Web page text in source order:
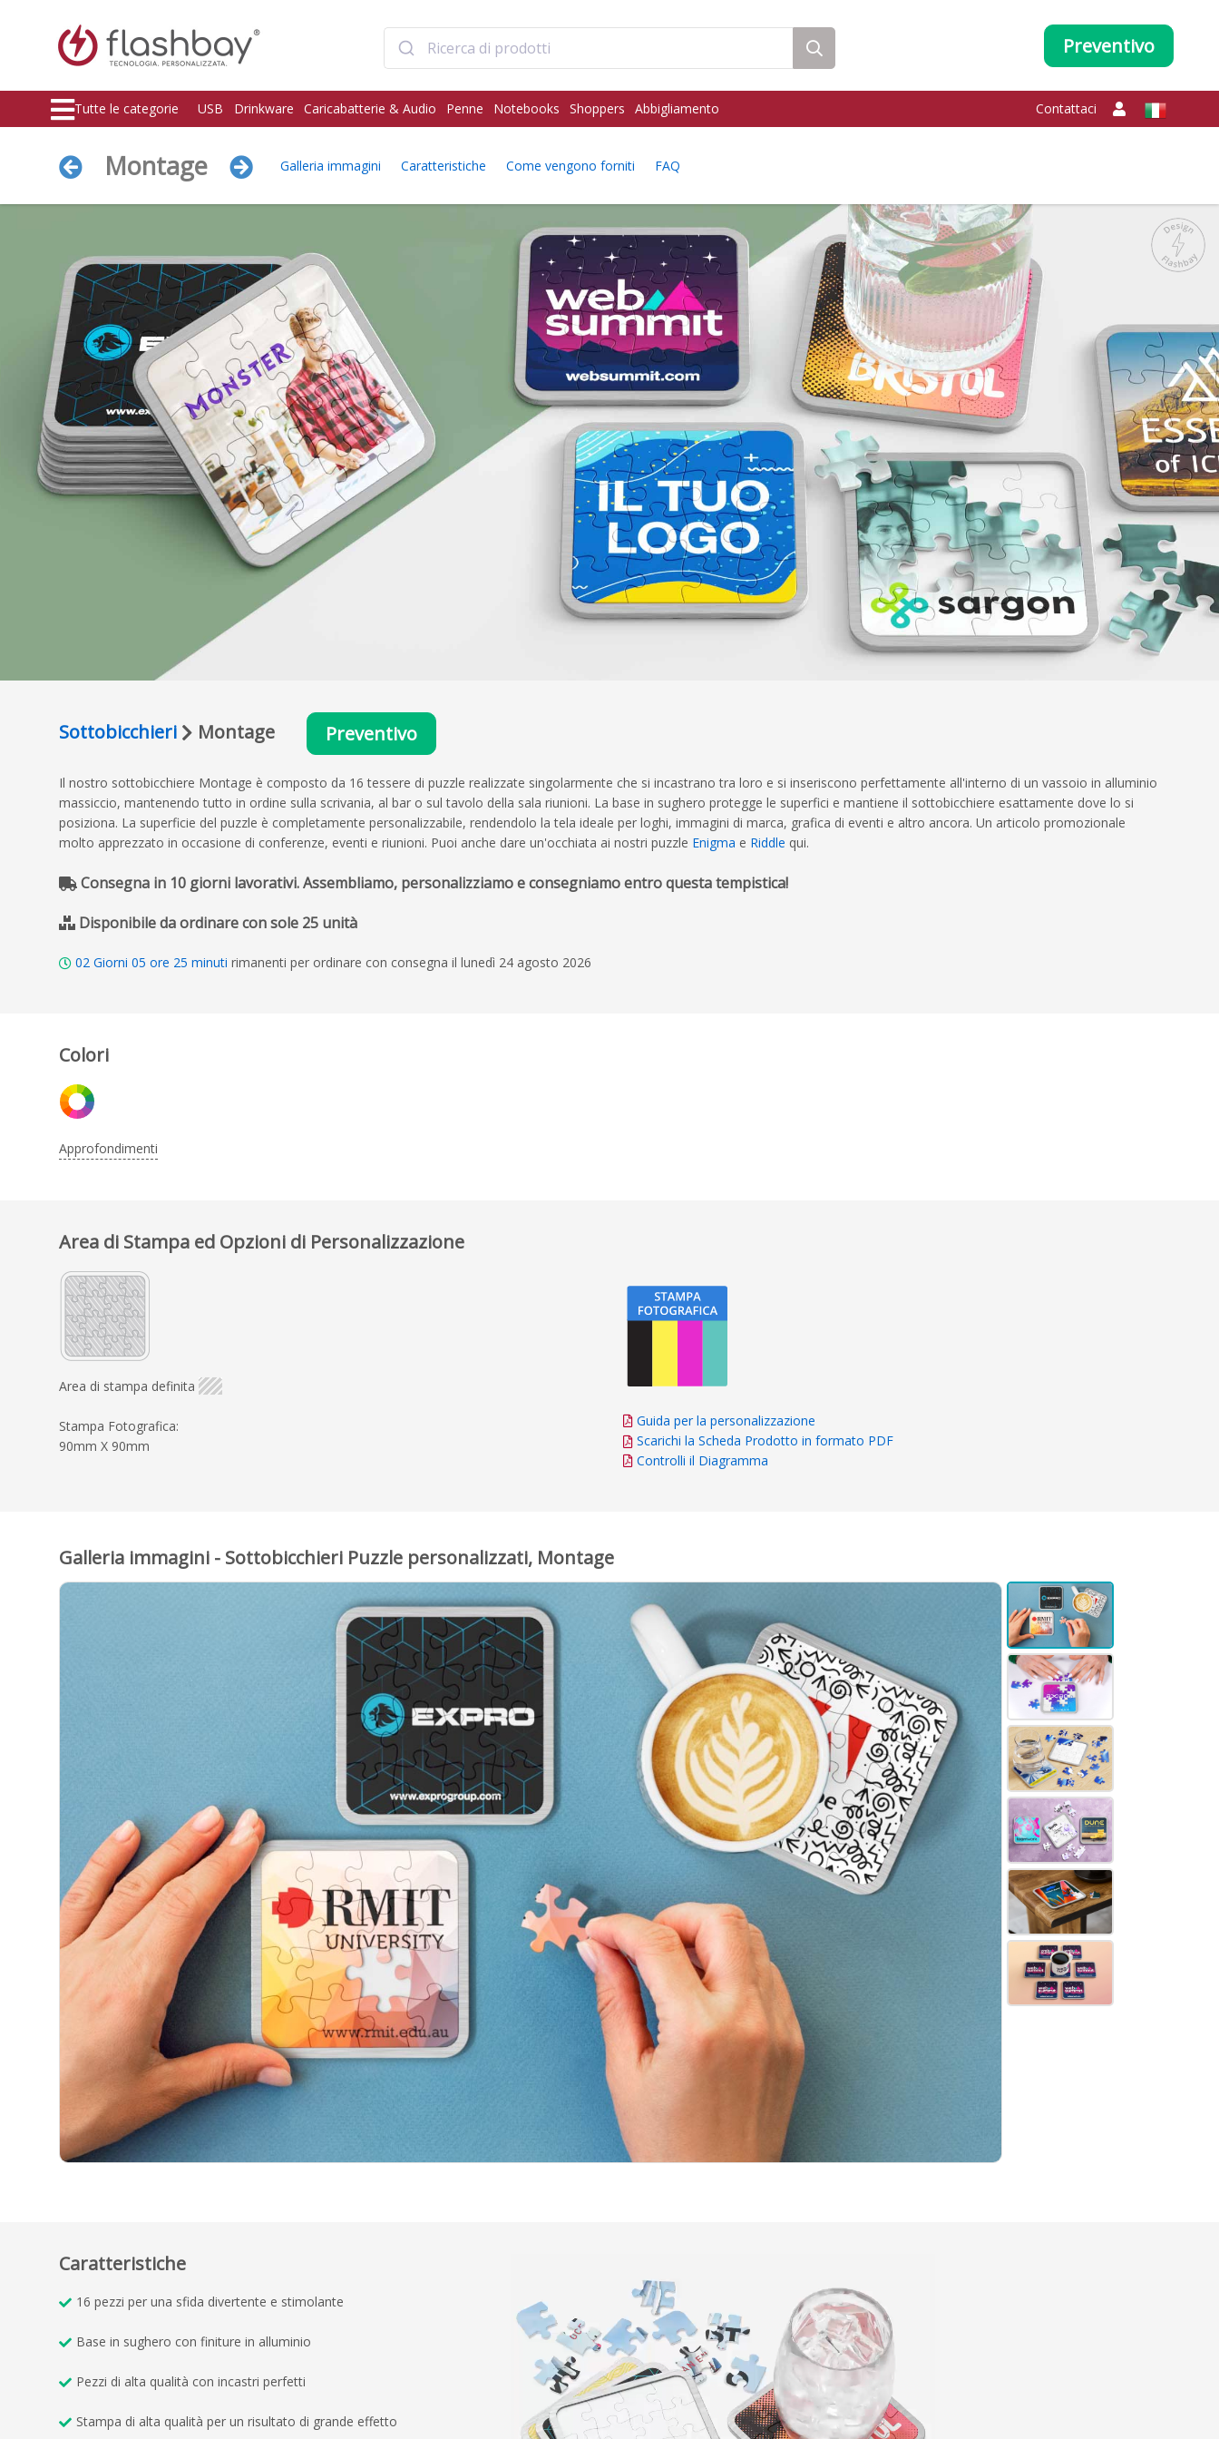
Preventivo
Tutte le categorie USB Drinkware Caricabatterie & Audio Penne Notebooks Shoppers Abbigliamento Contattaci
Montage Galleria immagini Caratteristiche Come vengono forniti FAQ
Sottobicchieri Montage Preventivo
Il nostro sottobicchiere Montage è composto da 16 tessere di puzzle realizzate singolarmente che si incastrano tra loro e si inseriscono perfettamente all'interno di un vassoio in alluminio
massiccio, mantenendo tutto in ordine sulla scrivania, al bar o sul tavolo della sala riunioni. La base in sughero protegge le superfici e mantiene il sottobicchiere esattamente dove lo si
posiziona. La superficie del puzzle è completamente personalizzabile, rendendolo la tela ideale per loghi, immagini di marca, grafica di eventi e altro ancora. Un articolo promozionale
molto apprezzato in occasione di conferenze, eventi e riunioni. Puoi anche dare un'occhiata ai nostri puzzle Enigma e Riddle qui.
Consegna in 10 giorni lavorativi. Assembliamo, personalizziamo e consegniamo entro questa tempistica!
Disponibile da ordinare con sole 25 unità
02 Giorni 05 ore 25 minuti rimanenti per ordinare con consegna il lunedì 24 agosto 2026
Colori
Approfondimenti
Area di Stampa ed Opzioni di Personalizzazione
Area di stampa definita
Stampa Fotografica:
90mm X 90mm
Guida per la personalizzazione
Scarichi la Scheda Prodotto in formato PDF
Controlli il Diagramma
Galleria immagini - Sottobicchieri Puzzle personalizzati, Montage
Caratteristiche
16 pezzi per una sfida divertente e stimolante
Base in sughero con finiture in alluminio
Pezzi di alta qualità con incastri perfetti
Stampa di alta qualità per un risultato di grande effetto